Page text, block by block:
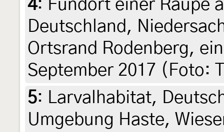
4: Fundort einer Raupe
Deutschland,
Ortsrand Rodenberg,
September 2017 (Foto:
5: Larvalhabitat,
Umgebung Haste,